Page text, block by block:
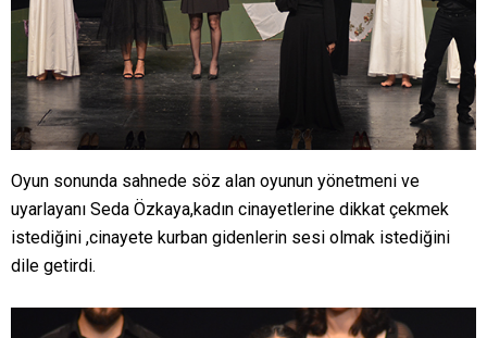
Oyun sonunda sahnede söz alan oyunun yönetmeni ve
uyarlayanı Seda Özkaya,kadın cinayetlerine dikkat çekmek
istediğini ,cinayete kurban gidenlerin sesi olmak istediğini
dile getirdi.